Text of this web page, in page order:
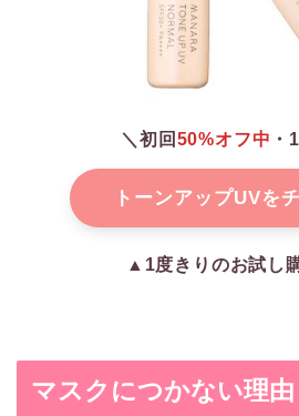
＼初回 50%オフ中 ・
トーンアップUVを
▲1度きりのお試し
マスクにつかない理由